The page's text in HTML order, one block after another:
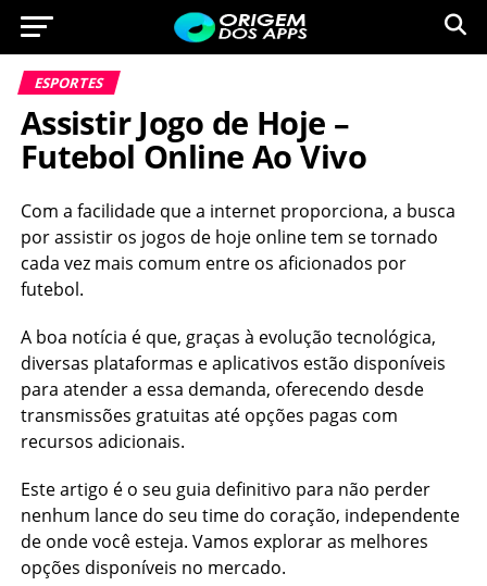
ESPORTES
Assistir Jogo de Hoje –
Futebol Online Ao Vivo
Com a facilidade que a internet proporciona, a busca
por assistir os jogos de hoje online tem se tornado
cada vez mais comum entre os aficionados por
futebol.
A boa notícia é que, graças à evolução tecnológica,
diversas plataformas e aplicativos estão disponíveis
para atender a essa demanda, oferecendo desde
transmissões gratuitas até opções pagas com
recursos adicionais.
Este artigo é o seu guia definitivo para não perder
nenhum lance do seu time do coração, independente
de onde você esteja. Vamos explorar as melhores
opções disponíveis no mercado.